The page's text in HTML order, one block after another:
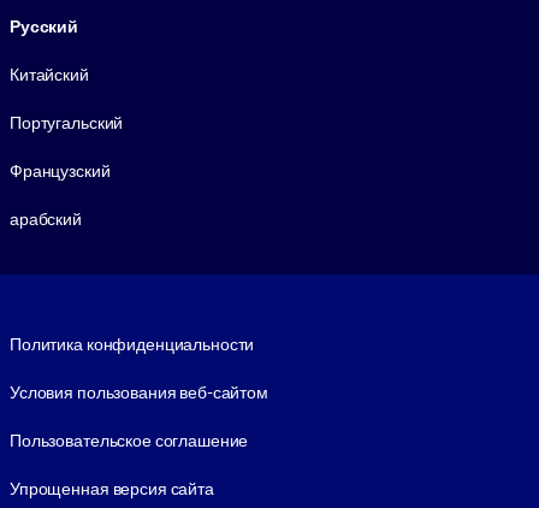
Русский
Китайский
Португальский
Французский
арабский
Политика конфиденциальности
Условия пользования веб-сайтом
Пользовательское соглашение
Упрощенная версия сайта